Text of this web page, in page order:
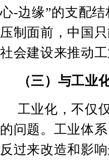
心-边缘”的支配
压制面前，中国
社会建设来推动
（三）与工业
工业化，不仅
的问题。工业体
反过来改造和影